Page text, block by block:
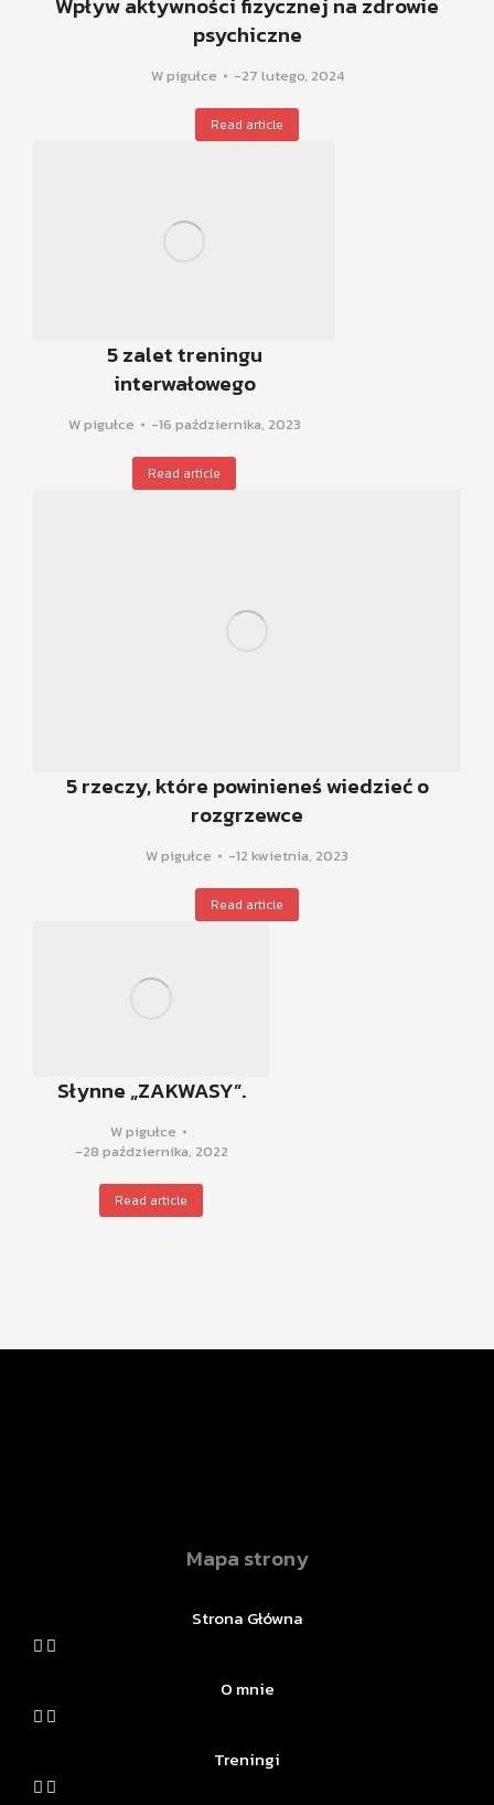
psychiczne
W pigułce 27 lutego, 2024
Read article
5 zalet treningu
interwałowego
W pigułce 16 października, 2023
Read article
5 rzeczy, które powinieneś wiedzieć o
rozgrzewce
W pigułce 12 kwietnia, 2023
Read article
Słynne „ZAKWASY”.
W pigułce
28 października, 2022
Read article
Mapa strony
Strona Główna
O mnie
Treningi